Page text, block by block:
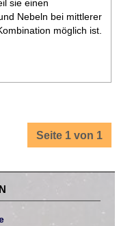
sie einen
Nebeln bei mittlerer
möglich ist.
Seite 1 von 1